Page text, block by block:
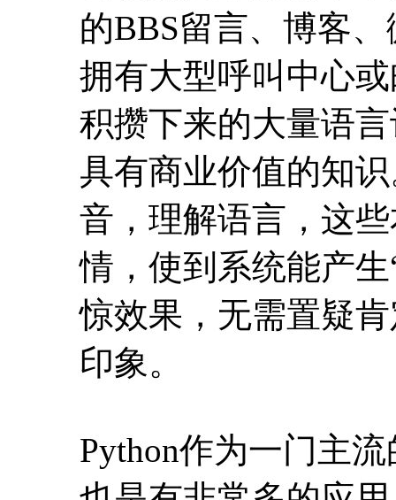
的BBS留言、博客
拥有大型呼叫中心
积攒下来的大量语
具有商业价值的知
音，理解语言，这
情，使到系统能产
惊效果，无需置疑
印象。
Python作为一门主